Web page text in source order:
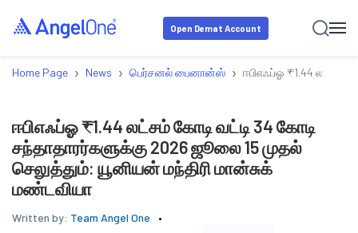
Open Demat Account
Home Page › News › பெர்சனல் பைனான்ஸ் › ஈபிஎஃப்ஓ ₹1.44 லட்சம்
ஈபிஎஃப்ஓ ₹1.44 லட்சம் கோடி வட்டி 34 கோடி
சந்தாதாரர்களுக்கு 2026 ஜூலை 15 முதல்
செலுத்தும்: யூனியன் மந்திரி மான்சுக்
மண்டவியா
Written by: Team Angel One